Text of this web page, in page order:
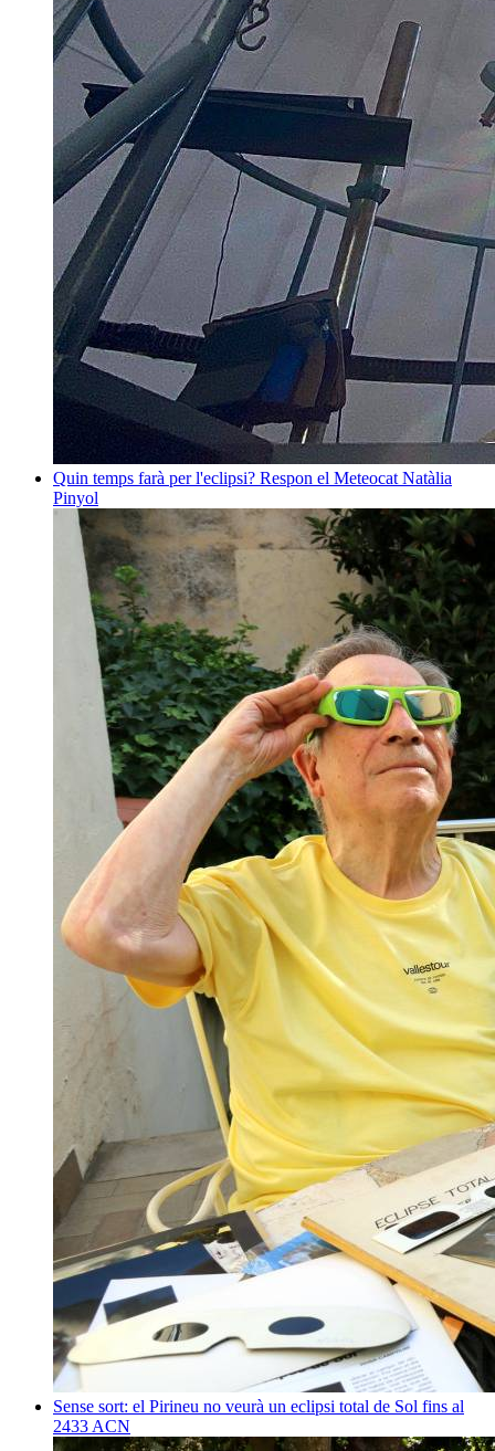
Quin temps farà per l'eclipsi? Respon el Meteocat Natàlia
Pinyol
Sense sort: el Pirineu no veurà un eclipsi total de Sol fins al
2433 ACN